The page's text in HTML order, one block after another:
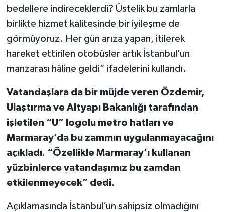
bedellere indireceklerdi? Üstelik bu zamlarla
birlikte hizmet kalitesinde bir iyileşme de
görmüyoruz. Her gün arıza yapan, itilerek
hareket ettirilen otobüsler artık İstanbul’un
manzarası hâline geldi” ifadelerini kullandı.
Vatandaşlara da bir müjde veren Özdemir,
Ulaştırma ve Altyapı Bakanlığı tarafından
işletilen “U” logolu metro hatları ve
Marmaray’da bu zammın uygulanmayacağını
açıkladı. “Özellikle Marmaray’ı kullanan
yüzbinlerce vatandaşımız bu zamdan
etkilenmeyecek” dedi.
Açıklamasında İstanbul’un sahipsiz olmadığını